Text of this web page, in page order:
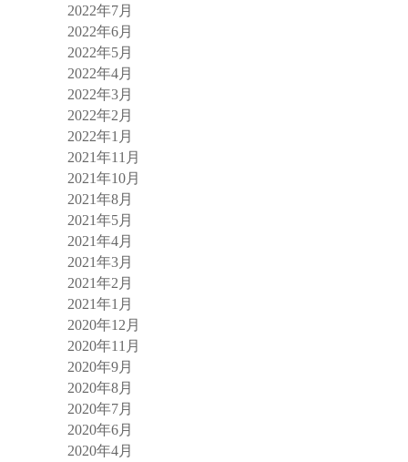
2022年7月
2022年6月
2022年5月
2022年4月
2022年3月
2022年2月
2022年1月
2021年11月
2021年10月
2021年8月
2021年5月
2021年4月
2021年3月
2021年2月
2021年1月
2020年12月
2020年11月
2020年9月
2020年8月
2020年7月
2020年6月
2020年4月